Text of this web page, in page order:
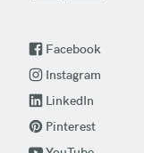
Facebook
Instagram
LinkedIn
Pinterest